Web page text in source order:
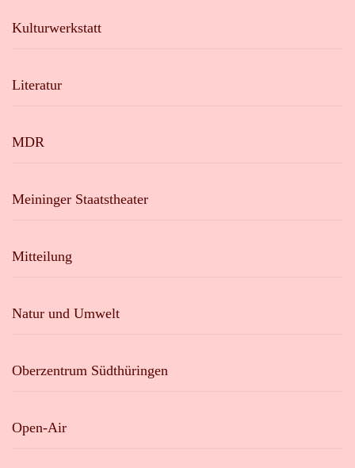
Kulturwerkstatt
Literatur
MDR
Meininger Staatstheater
Mitteilung
Natur und Umwelt
Oberzentrum Südthüringen
Open-Air